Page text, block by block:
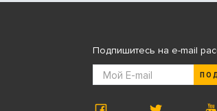
Подпишитесь на e-mail